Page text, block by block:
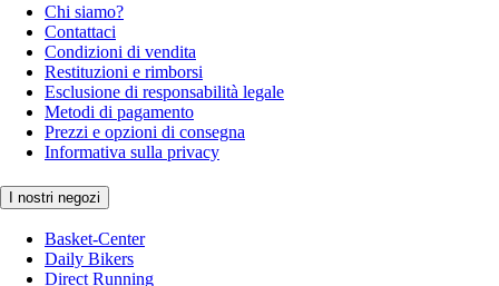
Chi siamo?
Contattaci
Condizioni di vendita
Restituzioni e rimborsi
Esclusione di responsabilità legale
Metodi di pagamento
Prezzi e opzioni di consegna
Informativa sulla privacy
I nostri negozi
Basket-Center
Daily Bikers
Direct Running